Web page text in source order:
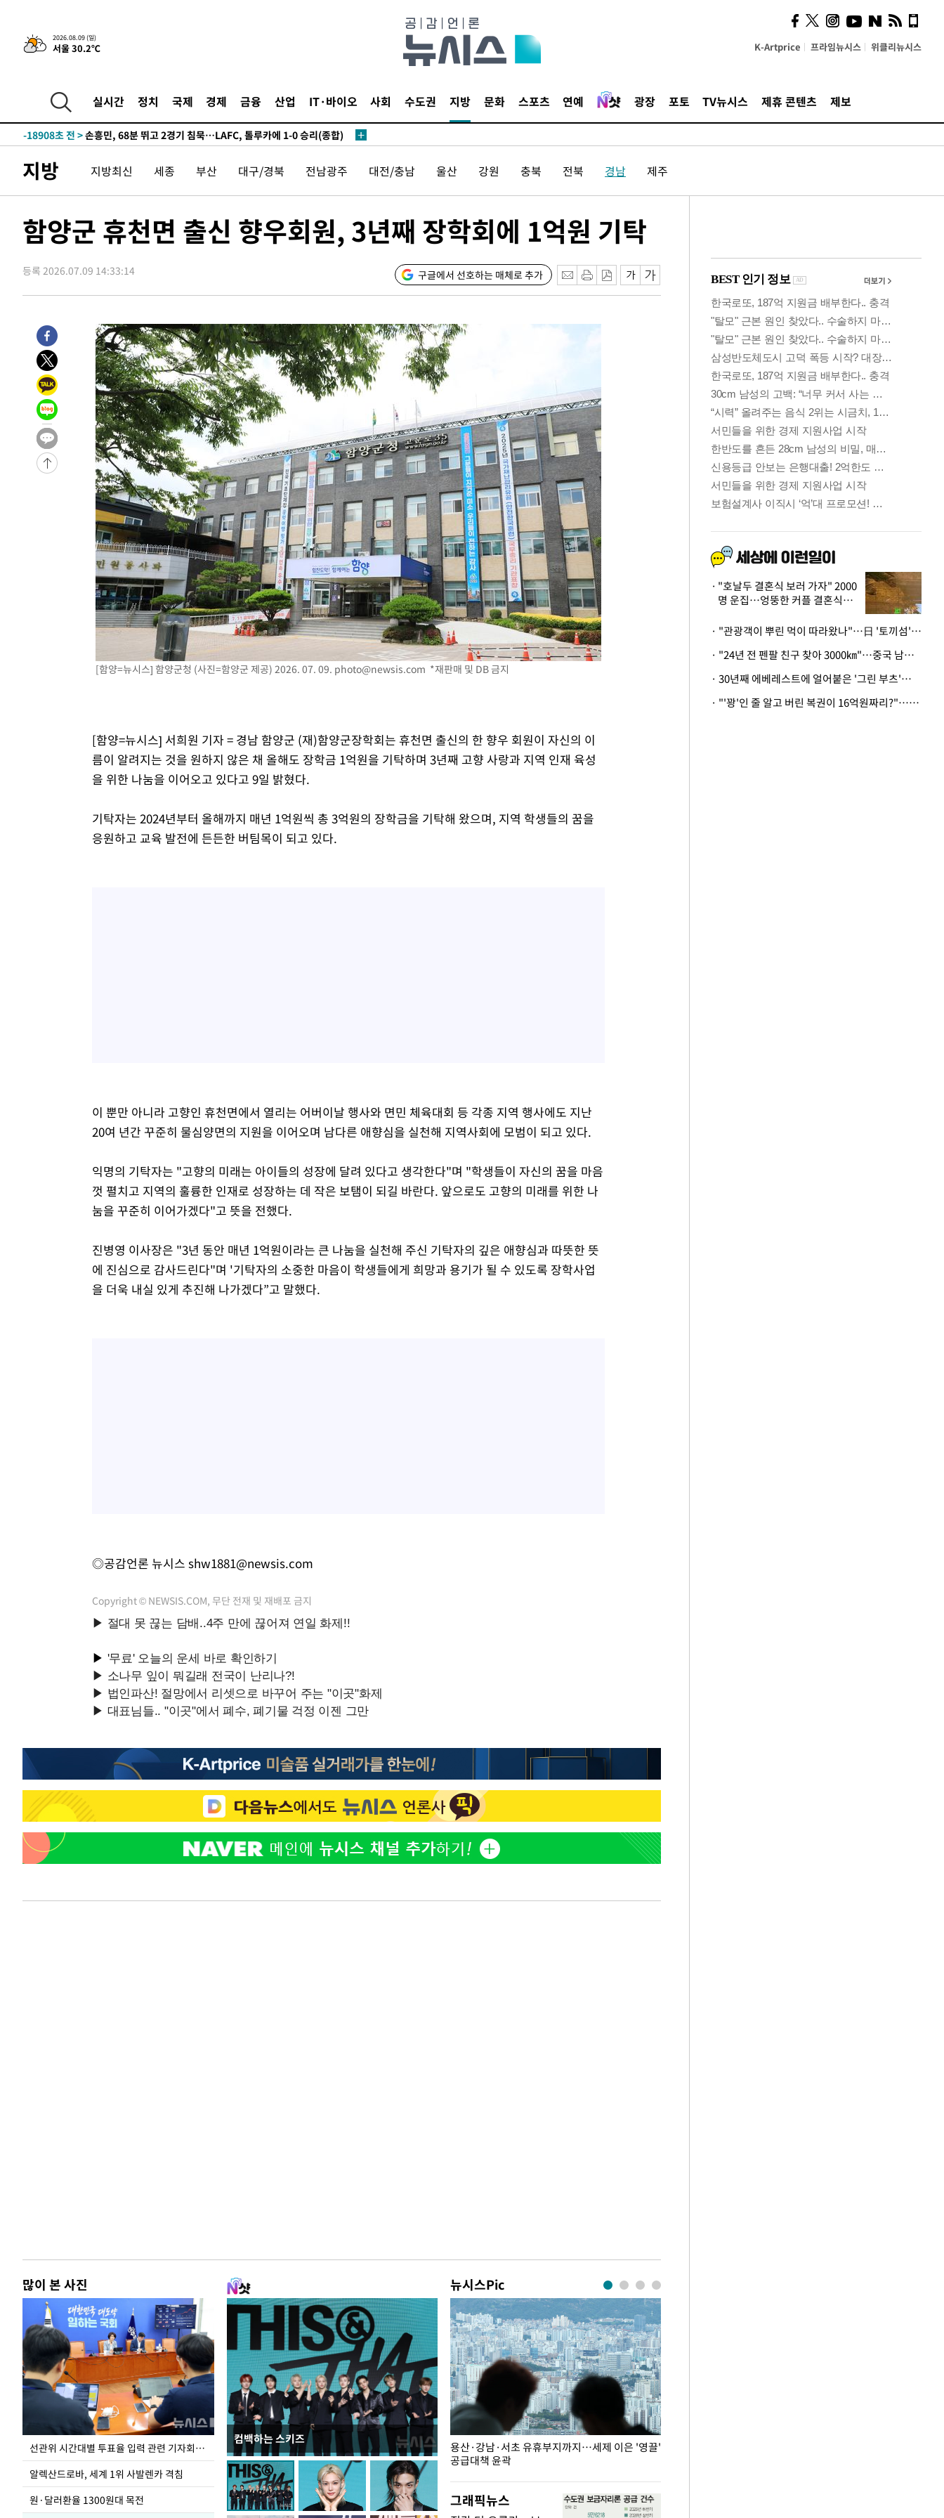
2026.08.09 (일)
서울 30.2℃ K-Artprice 프라임뉴시스 위클리뉴시스
실시간 정치 국제 경제 금융 산업 IT·바이오 사회 수도권 지방 문화 스포츠 연예 광장 포토 TV뉴시스 제휴 콘텐츠 제보
2시간 전 >“美 이란전 무기 소진…북한과 분쟁시 주한 미군 취약해질 수 있어”
-30974초 전 >
"일본축구협회, 대한축구협회 성 접대 의혹 심판 조사"
-18981초 전 >
"얼마나 더웠으면"…안동 물길공원서 헤엄친 구렁이 '소동'
-18908초 전 >
-18180초 전 >'2경기 연속 침묵' 손흥민, 톨루카전 68분만 뛰고 슈팅 0개
-3814초 전 >
'여긴 20도, 저긴 50도'…열화상 카메라로 본 폭염 저감시설 '온도
차'
-3285초 전 >콜롬비아 신임 우파 대통령 취임 하루만에 차량폭탄 폭발 사건
1시간 전 >이군이 불법 군시설 건설한 레바논 남부에서 레바논군 3명 폭발로 부상
2시간 전 >美 국방부, 켄달 전 공군장관 보안허가 취소…“에어포스원 기밀정보, 언
2시간 전 >‘축구의 신’ 아르헨티나 축구 선수 메시의 부친 지병 별세
-30974초 전 >
"일본축구협회, 대한축구협회 성 접대 의혹 심판 조사"
-23616초 전 >
[속보]장은수, KLPGA 제주삼다수 역전 우승…데뷔 10년 차에 첫
정상
-18981초 전 >
"얼마나 더웠으면"…안동 물길공원서 헤엄친 구렁이 '소동'
-18908초 전 >
손흥민, 68분 뛰고 2경기 침묵…LAFC, 톨루카에 1-0 승리(종합)
-18180초 전 >
'2경기 연속 침묵' 손흥민, 톨루카전 68분만 뛰고 슈팅 0개
-16932초 전 >
이강인, 오늘 서울서 AT마드리드 입단식…'전례 없는 특급대우'
-3814초 전 >
'여긴 20도, 저긴 50도'…열화상 카메라로 본 폭염 저감시설 '온도
-3285초 전 >
콜롬비아 신임 우파 대통령 취임 하루만에 차량폭탄 폭발 사건
튀르키예 외무장관, "메카 3국 방위협정은 이란이 목표 아냐 " 밝혀
이군이 불법 군시설 건설한 레바논 남부에서 레바논군 3명 폭발로 부상
[속보]美중부 사령관, 이스라엘 긴급방문 다중화된 전선 상황 논의
美 국방부, 켄달 전 공군장관 보안허가 취소…“에어포스원 기밀정보, 언
‘축구의 신’ 아르헨티나 축구 선수 메시의 부친 지병 별세
“美 이란전 무기 소진…북한과 분쟁시 주한 미군 취약해질 수 있어”
지방 지방최신 세종 부산 대구/경북 전남광주 대전/충남 울산 강원 충북 전북 경남 제주
함양군 휴천면 출신 향우회원, 3년째 장학회에 1억원 기탁
등록 2026.07.09 14:33:14 구글에서 선호하는 매체로 추가
[함양=뉴시스] 함양군청 (사진=함양군 제공) 2026. 07. 09. photo@newsis.com *재판매 및 DB 금지
[함양=뉴시스] 서희원 기자 = 경남 함양군 (재)함양군장학회는 휴천면 출신의 한 향우 회원이 자신의 이
름이 알려지는 것을 원하지 않은 채 올해도 장학금 1억원을 기탁하며 3년째 고향 사랑과 지역 인재 육성
을 위한 나눔을 이어오고 있다고 9일 밝혔다.
기탁자는 2024년부터 올해까지 매년 1억원씩 총 3억원의 장학금을 기탁해 왔으며, 지역 학생들의 꿈을
응원하고 교육 발전에 든든한 버팀목이 되고 있다.
이 뿐만 아니라 고향인 휴천면에서 열리는 어버이날 행사와 면민 체육대회 등 각종 지역 행사에도 지난
20여 년간 꾸준히 물심양면의 지원을 이어오며 남다른 애향심을 실천해 지역사회에 모범이 되고 있다.
익명의 기탁자는 "고향의 미래는 아이들의 성장에 달려 있다고 생각한다"며 "학생들이 자신의 꿈을 마음
껏 펼치고 지역의 훌륭한 인재로 성장하는 데 작은 보탬이 되길 바란다. 앞으로도 고향의 미래를 위한 나
눔을 꾸준히 이어가겠다"고 뜻을 전했다.
진병영 이사장은 "3년 동안 매년 1억원이라는 큰 나눔을 실천해 주신 기탁자의 깊은 애향심과 따뜻한 뜻
에 진심으로 감사드린다"며 '기탁자의 소중한 마음이 학생들에게 희망과 용기가 될 수 있도록 장학사업
을 더욱 내실 있게 추진해 나가겠다”고 말했다.
◎공감언론 뉴시스 shw1881@newsis.com
Copyright © NEWSIS.COM, 무단 전재 및 재배포 금지
많이 본 사진
선관위 시간대별 투표율 입력 관련 기자회견하는 주진우 의원
알렉산드로바, 세계 1위 사발렌카 격침
원·달러환율 1300원대 목전
컴백하는 스키즈
뉴시스Pic
주유소 기름값 12주째 하락, L당 1천800원대
용산·강남·서초 유휴부지까지…세제 이은 '영끌'
공급대책 윤곽
그래픽뉴스
사이 해답 찾았죠"…알을
깨고 나온 '초자아'
"호날두 결혼식 보러 가자" 2000
명 운집…엉뚱한 커플 결혼식에
· "관광객이 뿌린 먹이 따라왔나"…日 '토끼섬' 멧돼지, 토끼까지 사냥
· "24년 전 펜팔 친구 찾아 3000㎞"…중국 남성 사연에 '뭉클'
· 30년째 에베레스트에 얼어붙은 '그린 부츠'…드디어 가족 품으로
· "'꽝'인 줄 알고 버린 복권이 16억원짜리?"…극적으로 되찾은 사연